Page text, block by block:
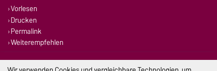
Vorlesen
Drucken
Permalink
Weiterempfehlen
Impressum